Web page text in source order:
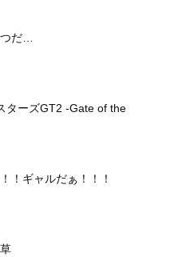
だ…
ターズGT2 -Gate of the
！ギャルだぁ！！！